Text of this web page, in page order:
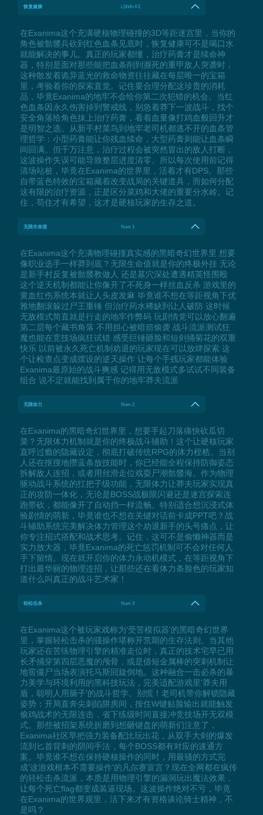
恢复健康 LShift+F2
在Exanima这个充满硬核物理碰撞的3D等距迷宫里，当你的
角色被骷髅兵砍到红色血条见底时，恢复健康可不是喝口水
就能解决的事儿。真正的玩家都懂，治疗药膏才是续命神
器，特别是面对那些能把血条削到濒死的重甲敌人突袭时，
这种散发着诡异蓝光的救命物资往往藏在每层唯一的宝箱
里，考验着你的探索直觉。记住要合理分配这珍贵的消耗
品，毕竟Exanima的地牢不会给你第二次犯错的机会。当红
色血条因永久伤害掉到警戒线，别急着莽下一波战斗，找个
安全角落给角色抹上治疗药膏，看着血量像打鸡血般回升才
是明智之选。从新手村菜鸟到地牢老司机都逃不开的血条管
理哲学：小型药膏能让你残血续命，大型药膏则能让血条瞬
间回满。但千万注意，治疗过程会被突然冒出的敌人打断，
这波操作失误可能导致整层进度清零。所以每次使用前记得
清场站桩，毕竟在Exanima的世界里，活着才有DPS。那些
自带蓝色特效的宝箱藏着改变战局的关键道具，而如何分配
这有限的治疗资源，正是区分菜鸡和大佬的重要分水岭。记
住，苟住才有希望，这才是硬核玩家的生存之道。
无限生命值 Num 1
在Exanima这个充满物理碰撞真实感的黑暗奇幻世界里 想要
像职业选手一样莽到底？无限生命值就是你的终极外挂 无论
是新手村反复被骷髅教做人 还是墓穴深处遭遇精英怪围殴
这个逆天机制都能让你像开了不死身一样丝血反杀 游戏里的
黄血红伤系统本就让人头皮发麻 毕竟谁不想在等距视角下优
雅地翻滚躲过尸王重锤 但治疗药水稀缺到让人破防 这时候
无敌模式简直就是行走的地牢作弊码 玩剧情党可以放心翻遍
第二层每个藏书角落 不用担心被暗箭偷袭 战斗流派测试狂
魔也能在竞技场疯狂试错 感受巨锤砸脸和短剑捅菊花的双重
快乐 以前被永久死亡机制劝退的玩家现在可以放肆探索 这
个让检查点变成摆设的逆天操作 让每个手残玩家都能体验
Exanima最原始的战斗爽感 记得用无敌模式多试试不同装备
组合 说不定就能找到属于你的地牢莽夫流派
无限体力 Num 2
在Exanima的黑暗奇幻世界里，想要手起刀落痛快砍瓜切
菜？无限体力机制就是你的终极战斗辅助！这个让硬核玩家
直呼过瘾的隐藏设定，彻底打破传统RPG的体力桎梏。当别
人还在抠搜地攒蓝条放技能时，你已经能全程保持防御姿态
拆解敌人连招，或者用丝滑走位戏耍尸潮骷髅海。作为物理
驱动战斗系统的扛把子级功能，无限体力让莽夫玩家实现真
正的攻防一体化，无论是BOSS战极限闪避还是迷宫探索连
跑带砍，都能像开了自动挡一样流畅。特别适合想沉浸式体
验剧情的萌新，毕竟谁也不想在关键对话前卡成PPT吧？战
斗辅助系统完美解决体力管理这个劝退新手的头号痛点，让
你专注招式搭配和战术思考。记住，这可不是偷懒神器而是
实力放大器，毕竟Exanima的死亡惩罚机制可不会对任何人
手下留情。现在就开启你的体力永动机模式，在等距视角下
打出最华丽的物理连招，让那些还在看体力条脸色的玩家知
道什么叫真正的战斗艺术家！
轻松击杀 Num 3
在Exanima这个被玩家戏称为'受苦模拟器'的黑暗奇幻世界
里，掌握轻松击杀的骚操作堪称开荒期的生存法则。当其他
玩家还在苦练物理引擎的精准走位时，真正的技术宅早已用
长矛捅穿第四层恶魔的颅骨，或是借短金属棒的突刺机制让
地窖僵尸当场表演托马斯回旋倒地。这种融合一击必杀的暴
力美学与环境利用的黑科技玩法，完美适配游戏里'莽夫用
盾，聪明人用脑子'的战斗哲学。别慌！老司机带你解锁隐藏
姿势：开局直奔尖刺陷阱房间，按住W键贴脸输出就能触发
偷鸡战术的无限连击，省下练级时间直接冲竞技场开无双模
式。那些被招架系统折磨到想砸键盘的萌新们注意了，
Exanima社区早把强力装备配比玩出花，从双手大剑的爆发
流到匕首背刺的阴间手法，每个BOSS都有对应的速通方
案。毕竟谁不想在保持硬核操作的同时，用最骚的方式完
成'这游戏根本不需要操作'的凡尔赛宣言？现在全网都在疯传
的轻松击杀流派，本质是用物理引擎的漏洞玩出魔法效果，
让每个死亡flag都变成装逼现场。这波操作绝对不亏，毕竟
在Exanima的世界观里，活下来才有资格谈论骑士精神，不
是吗？